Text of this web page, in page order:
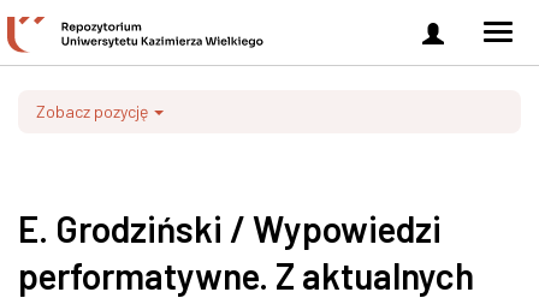
Zaloguj
się
Zobacz pozycję
E. Grodziński / Wypowiedzi
performatywne. Z aktualnych